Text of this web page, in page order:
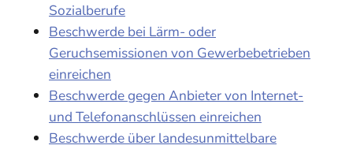
Sozialberufe
Beschwerde bei Lärm- oder
Geruchsemissionen von Gewerbebetrieben
einreichen
Beschwerde gegen Anbieter von Internet-
und Telefonanschlüssen einreichen
Beschwerde über landesunmittelbare